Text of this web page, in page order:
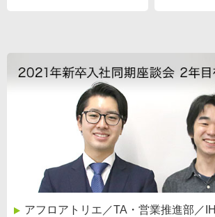
アフロアトリエ／TA・営業推進部／IH